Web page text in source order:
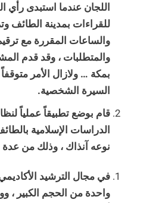
اللجان عندما استبدى
للقراءات بمدينة الطائف
والساعات المقررة مع
والمتطلبات ، وقد قدم
بمكة … ولازال الأمر
السيرة الشخصية.
قام بوضع تطبيقاً عملياً
الدراسات الإسلامية
نوعه آنذاك ، وذلك من عدة
في مجال الترشيد
واحدة من الحجم الكبير ،